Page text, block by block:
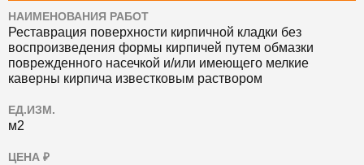
НАИМЕНОВАНИЯ РАБОТ
Реставрация поверхности кирпичной кладки без
воспроизведения формы кирпичей путем обмазки
поврежденного насечкой и/или имеющего мелкие
каверны кирпича известковым раствором
ЕД.ИЗМ.
м2
ЦЕНА ₽